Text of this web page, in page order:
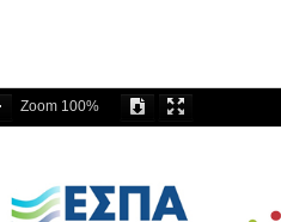
Zoom 100%